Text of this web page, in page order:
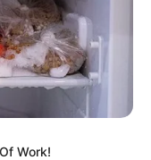
Work!